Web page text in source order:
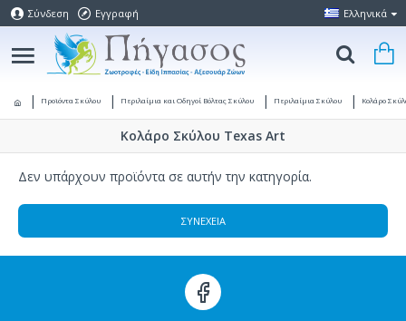
Σύνδεση Εγγραφή Ελληνικά
Προϊόντα Σκύλου Περιλαίμια και Οδηγοί Βόλτας Σκύλου Περιλαίμια Σκύλου Κολάρο
Κολάρο Σκύλου Texas Art
Δεν υπάρχουν προϊόντα σε αυτήν την κατηγορία.
ΣΥΝΈΧΕΙΑ